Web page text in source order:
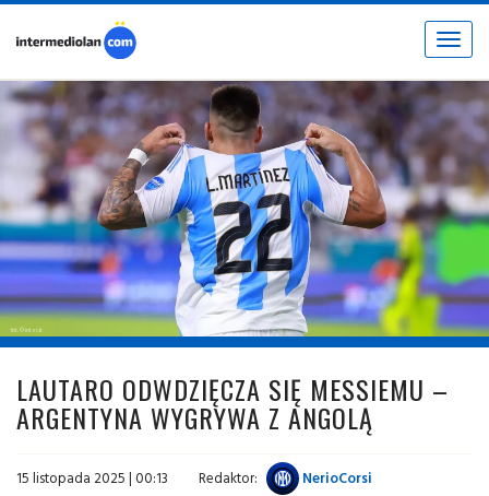
Toggle
fot. © inter.it
LAUTARO ODWDZIĘCZA SIĘ MESSIEMU –
ARGENTYNA WYGRYWA Z ANGOLĄ
15 listopada 2025 | 00:13 Redaktor:
NerioCorsi